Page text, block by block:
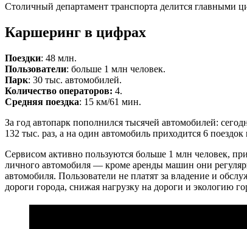
Столичный департамент транспорта делится главными
Каршеринг в цифрах
Поездки: 48 млн.
Пользователи: больше 1 млн человек.
Парк: 30 тыс. автомобилей.
Количество операторов: 4.
Средняя поездка: 15 км/61 мин.
За год автопарк пополнился тысячей автомобилей:
132 тыс. раз, а на один автомобиль приходится 6
Сервисом активно пользуются больше 1 млн человек,
личного автомобиля — кроме аренды машин они
автомобиля. Пользователи не платят за владение и
дороги города, снижая нагрузку на дороги и экологию